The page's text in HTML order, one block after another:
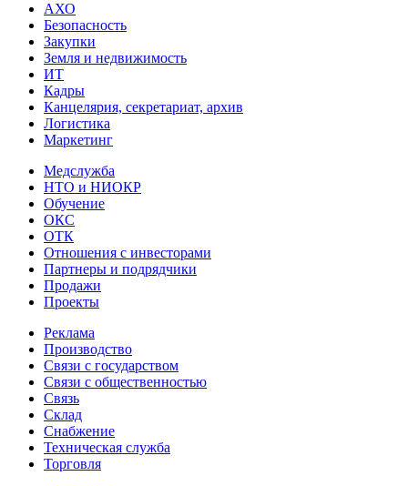
АХО
Безопасность
Закупки
Земля и недвижимость
ИТ
Кадры
Канцелярия, секретариат, архив
Логистика
Маркетинг
Медслужба
НТО и НИОКР
Обучение
ОКС
ОТК
Отношения с инвесторами
Партнеры и подрядчики
Продажи
Проекты
Реклама
Производство
Связи с государством
Связи с общественностью
Связь
Склад
Снабжение
Техническая служба
Торговля